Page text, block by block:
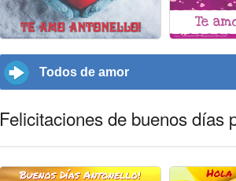
Todos de amor
Felicitaciones de buenos días